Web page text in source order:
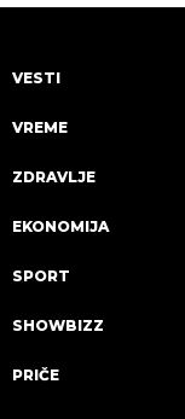
VESTI
VREME
ZDRAVLJE
EKONOMIJA
SPORT
SHOWBIZZ
PRIČE